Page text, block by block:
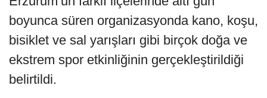
boyunca süren organizasyonda kano, koşu,
bisiklet ve sal yarışları gibi birçok doğa ve
ekstrem spor etkinliğinin gerçekleştirildiği
belirtildi.